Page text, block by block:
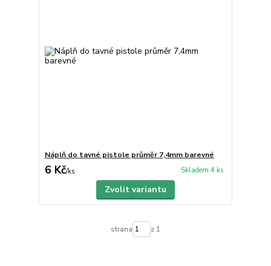
Náplň do tavné pistole průměr 7,4mm barevné
6 Kč/ks Skladem 4 ks
Zvolit variantu
strana z 1